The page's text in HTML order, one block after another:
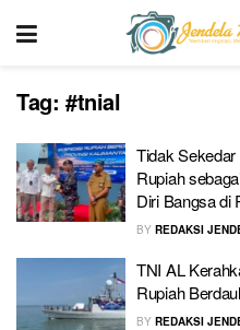
Tag: #tnial
Tidak
Rupiah
Diri Bangsa di
BY REDAKSI
TNI AL
Rupiah
BY REDAKSI